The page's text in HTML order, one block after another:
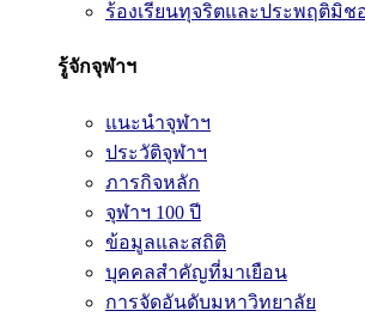
ร้องเรียนทุจริตและประพฤติมิช
รู้จักจุฬาฯ
แนะนำจุฬาฯ
ประวัติจุฬาฯ
ภารกิจหลัก
จุฬาฯ 100 ปี
ข้อมูลและสถิติ
บุคคลสำคัญที่มาเยือน
การจัดอันดับมหาวิทยาลัย